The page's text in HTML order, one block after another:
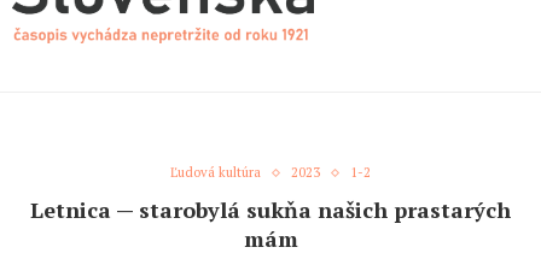
Ľudová kultúra 2023 1-2
Letnica — starobylá sukňa našich prastarých
mám